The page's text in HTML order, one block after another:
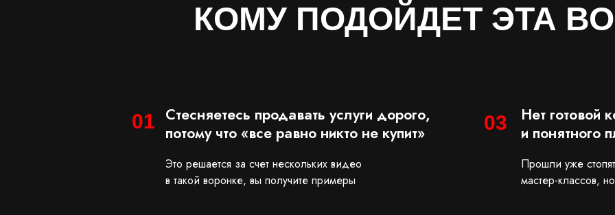
КОМУ ПОДОЙДЕТ ЭТА
Стесняетесь продавать услуги дорого,
потому что «все равно никто не купит»
Это решается за счет нескольких видео
в такой воронке, вы получите примеры
Нет готовой
и понятного
Прошли уже
мастер-классов,
01 03